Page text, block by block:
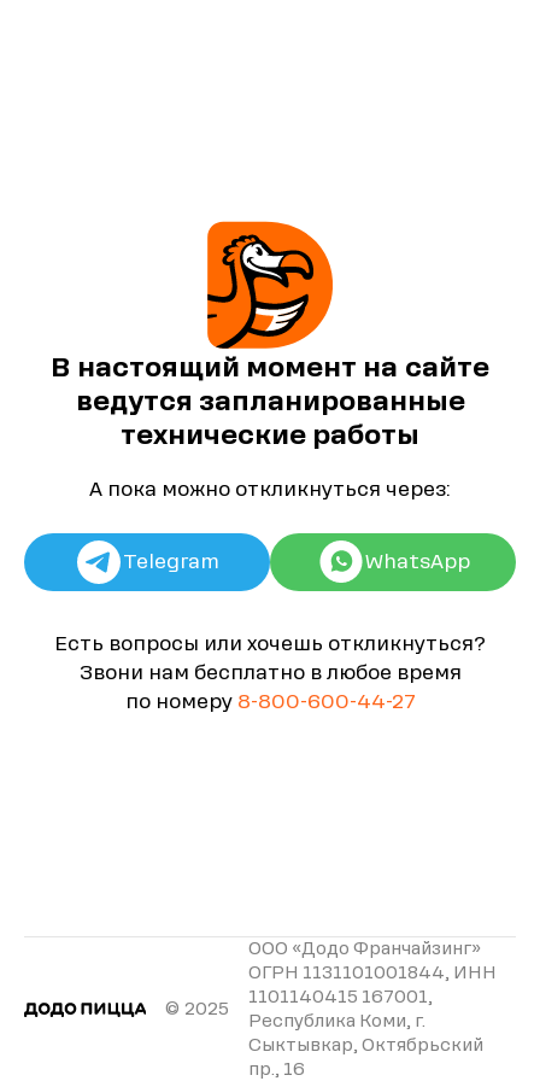
В настоящий момент на сайте
ведутся запланированные
технические работы
А пока можно откликнуться через:
Telegram WhatsApp
Есть вопросы или хочешь откликнуться?
Звони нам бесплатно в любое время
по номеру 8-800-600-44-27
© 2025
ООО «Додо Франчайзинг»
ОГРН 1131101001844, ИНН
1101140415 167001,
Республика Коми, г.
Сыктывкар, Октябрьский
пр., 16